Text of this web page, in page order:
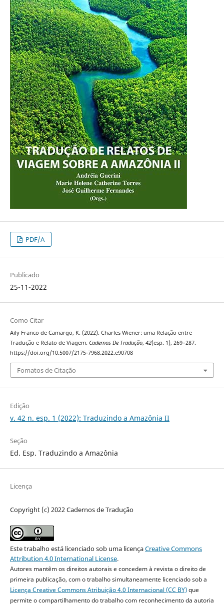
PDF/A
Publicado
25-11-2022
Como Citar
Aily Franco de Camargo, K. (2022). Charles Wiener: uma Relação entre
Tradução e Relato de Viagem. Cadernos De Tradução, 42(esp. 1), 269–287.
https://doi.org/10.5007/2175-7968.2022.e90708
Fomatos de Citação
Edição
v. 42 n. esp. 1 (2022): Traduzindo a Amazônia II
Seção
Ed. Esp. Traduzindo a Amazônia
Licença
Copyright (c) 2022 Cadernos de Tradução
Este trabalho está licenciado sob uma licençaCreative Commons
Attribution 4.0 International License.
Autores mantêm os direitos autorais e concedem à revista o direito de
primeira publicação, com o trabalho simultaneamente licenciado sob a
Licença Creative Commons Atribuição 4.0 Internacional (CC BY)que
permite o compartilhamento do trabalho com reconhecimento da autoria